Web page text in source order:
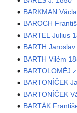
BARKMAN
BAROCH
BARTEL Julius
BARTH
BARTH Vilém
BARTOLOMĚJ
BARTONÍČEK
BARTONÍČEK
BARTÁK